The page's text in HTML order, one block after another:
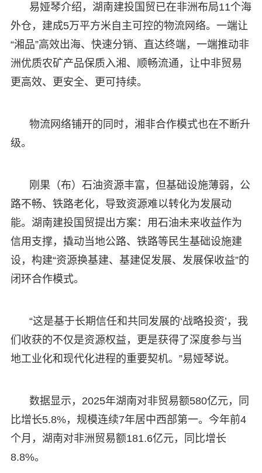
易娅琴介绍，湖南建投国贸已在非洲布局11个海
外仓，建成5万平方米自主可控的物流网络。一端让
“湘品”高效出海、快速分销、直达终端，一端推动非
洲优质农矿产品保质入湘、顺畅流通，让中非贸易
更高效、更安全、更可持续。
物流网络铺开的同时，湘非合作模式也在不断升
级。
刚果（布）石油资源丰富，但基础设施薄弱，公
路不畅、铁路老化，导致资源难以转化为发展动
能。湖南建投国贸提出方案：用石油未来收益作为
信用支撑，撬动当地公路、铁路等民生基础设施建
设，构建“资源换基建、基建促发展、发展保收益”的
闭环合作模式。
“这是基于长期信任和共同发展的‘战略投资’，我
们收获的不仅是资源权益，更是获得了深度参与当
地工业化和现代化进程的重要契机。”易娅琴说。
数据显示，2025年湖南对非贸易额580亿元，同
比增长5.8%，规模连续7年居中西部第一。今年前4
个月，湖南对非洲贸易额181.6亿元，同比增长
8.8%。